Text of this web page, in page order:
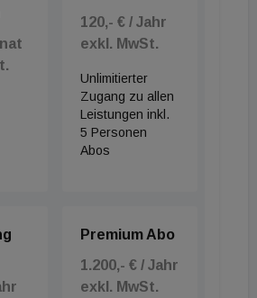
120,- € / Jahr
exkl. MwSt.
Unlimitierter
Zugang zu allen
Leistungen inkl.
5 Personen
Abos
Premium Abo
1.200,- € / Jahr
exkl. MwSt.